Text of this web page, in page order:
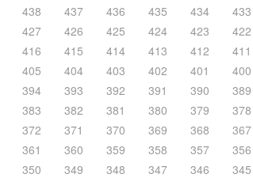
438 437 436 435 434
433
427 426 425 424 423
422
416 415 414 413 412
411
405 404 403 402 401
400
394 393 392 391 390
389
383 382 381 380 379
378
372 371 370 369 368
367
361 360 359 358 357
356
350 349 348 347 346
345